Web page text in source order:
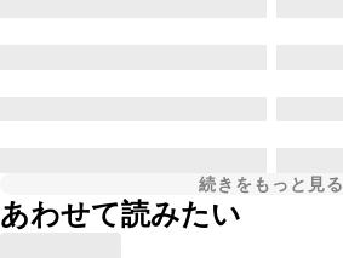
続きをもっと見る
あわせて読みたい